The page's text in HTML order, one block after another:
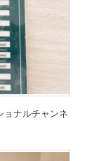
ョナルチャンネ